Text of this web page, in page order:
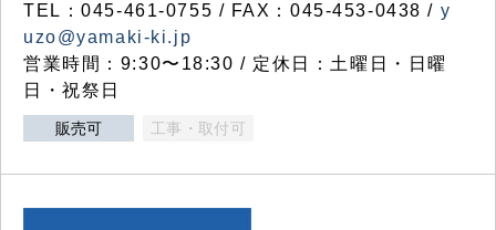
TEL：045-461-0755 / FAX：045-453-0438 / y
uzo@yamaki-ki.jp
営業時間：9:30〜18:30 / 定休日：土曜日・日曜
日・祝祭日
販売可 工事・取付可